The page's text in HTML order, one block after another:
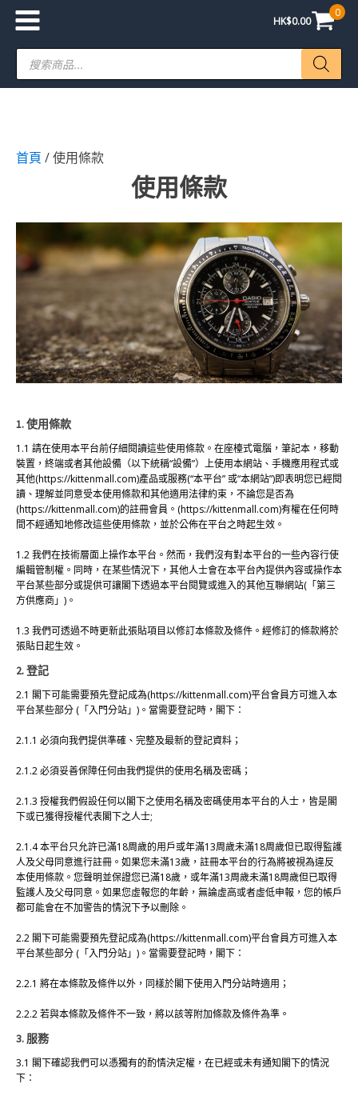
HK$0.00
0
Products
search
首頁 / 使用條款
使用條款
1. 使用條款
1.1 請在使用本平台前仔細閱讀這些使用條款。在座檯式電腦，筆記本，移動
裝置，終端或者其他設備（以下統稱“設備”）上使用本網站、手機應用程式或
其他(https://kittenmall.com)產品或服務(“本平台” 或“本網站”)即表明您已經閱
讀、理解並同意受本使用條款和其他適用法律約束，不論您是否為
(https://kittenmall.com)的註冊會員。(https://kittenmall.com)有權在任何時
間不經通知地修改這些使用條款，並於公佈在平台之時起生效。
1.2 我們在技術層面上操作本平台。然而，我們沒有對本平台的一些內容行使
編輯管制權。同時，在某些情況下，其他人士會在本平台內提供內容或操作本
平台某些部分或提供可讓閣下透過本平台閱覽或進入的其他互聯網站(「第三
方供應商」)。
1.3 我們可透過不時更新此張貼項目以修訂本條款及條件。經修訂的條款將於
張貼日起生效。
2. 登記
2.1 閣下可能需要預先登記成為(https://kittenmall.com)平台會員方可進入本
平台某些部分 (「入門分站」)。當需要登記時，閣下：
2.1.1 必須向我們提供準確、完整及最新的登記資料；
2.1.2 必須妥善保障任何由我們提供的使用名稱及密碼；
2.1.3 授權我們假設任何以閣下之使用名稱及密碼使用本平台的人士，皆是閣
下或已獲得授權代表閣下之人士;
2.1.4 本平台只允許已滿18周歲的用戶或年滿13周歲未滿18周歲但已取得監護
人及父母同意進行註冊。如果您未滿13歲，註冊本平台的行為將被視為違反
本使用條款。您聲明並保證您已滿18歲，或年滿13周歲未滿18周歲但已取得
監護人及父母同意。如果您虛報您的年齡，無論虛高或者虛低申報，您的帳戶
都可能會在不加警告的情況下予以刪除。
2.2 閣下可能需要預先登記成為(https://kittenmall.com)平台會員方可進入本
平台某些部分 (「入門分站」)。當需要登記時，閣下：
2.2.1 將在本條款及條件以外，同樣於閣下使用入門分站時適用；
2.2.2 若與本條款及條件不一致，將以該等附加條款及條件為準。
3. 服務
3.1 閣下確認我們可以憑獨有的酌情決定權，在已經或未有通知閣下的情況
下：